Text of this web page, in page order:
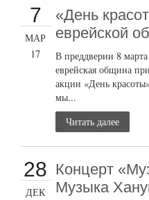
7
МАР
17
«День
еврейской
В преддверии 8
еврейская община
акции «День
мы...
Читать далее
28
ДЕК
Концерт
Музыка